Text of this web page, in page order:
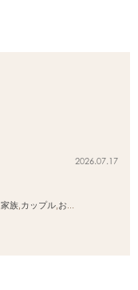
2026.07.17
家族 カップル おひとりさま